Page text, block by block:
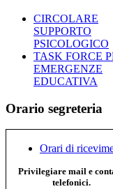
CIRCOLARE
SUPPORTO
PSICOLOGICO
TASK FORCE
EMERGENZE
EDUCATIVA
Orario segreteria
Orari di
Privilegiare mail e
telefonici.